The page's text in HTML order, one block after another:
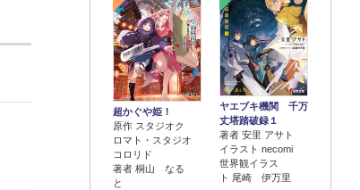
超かぐや姫！
原作 スタジオク
ロマト・スタジオ
コロリド
著者 桐山 なる
と
ヤエブキ機関 千万
丈塔踏破録１
著者 安里 アサト
イラスト necomi
世界観イラス
ト 尾崎 伊万里